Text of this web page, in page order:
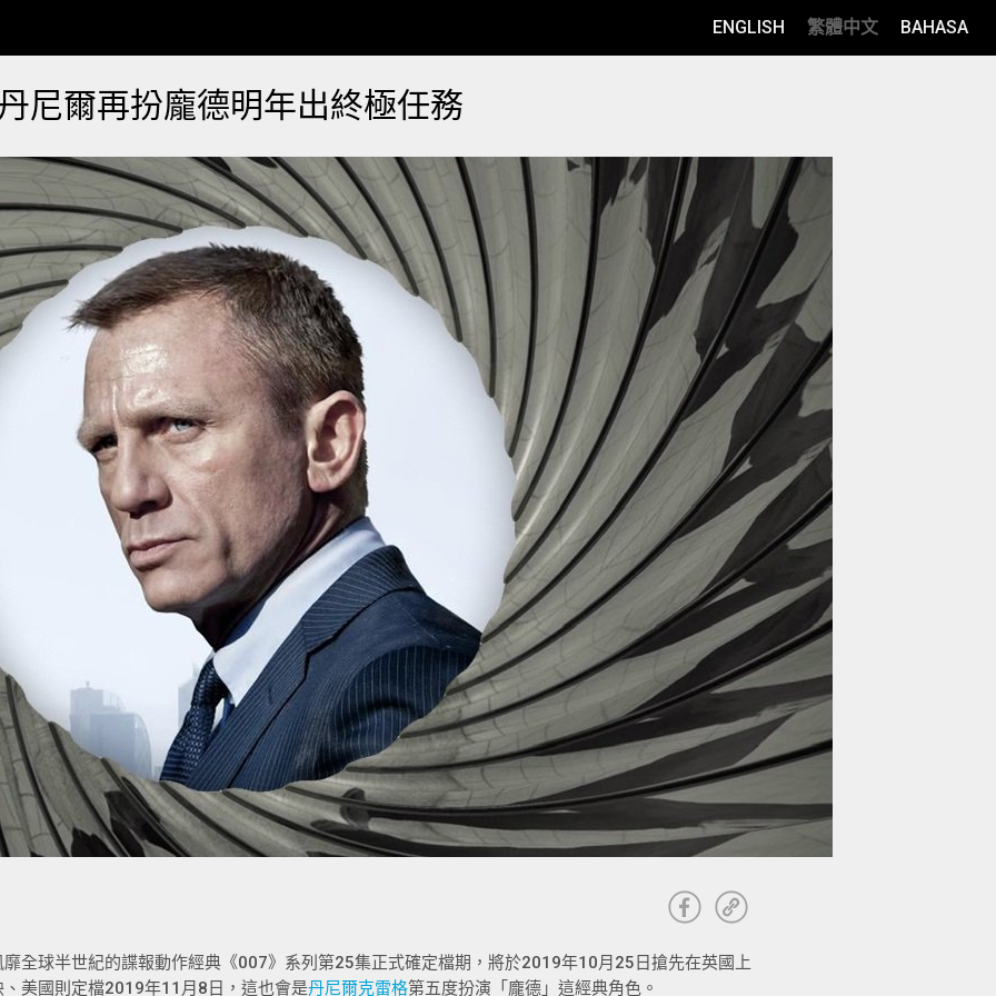
ENGLISH 繁體中文 BAHASA
尼爾再扮龐德明年出終極任務
靡全球半世紀的諜報動作經典《007》系列第25集正式確定檔期，將於2019年10月25日搶先在英國上
、美國則定檔2019年11月8日，這也會是丹尼爾克雷格第五度扮演「龐德」這經典角色。